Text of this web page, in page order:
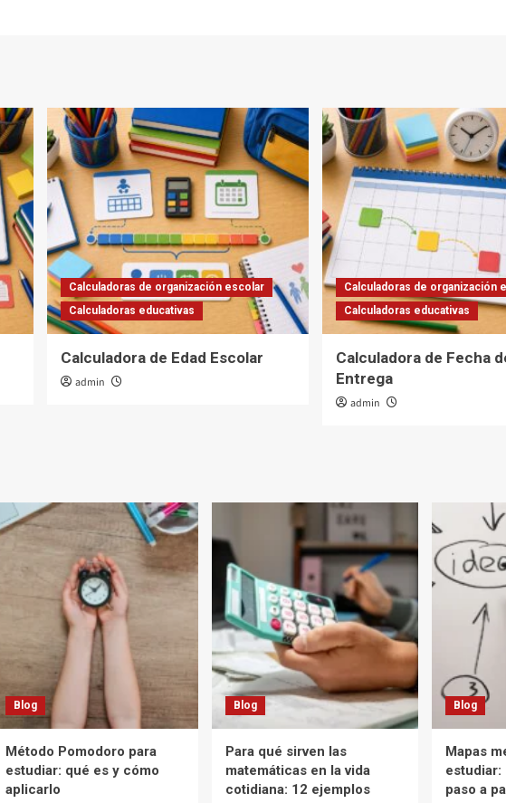
Calculadoras de organización escolar
Calculadoras educativas
Calculadora de Edad Escolar
admin
Calculadoras de organización
Calculadoras educativas
Calculadora de Fecha
Entrega
admin
Blog
Método Pomodoro para
estudiar: qué es y cómo
aplicarlo
Blog
Para qué sirven las
matemáticas en la vida
cotidiana: 12 ejemplos
Blog
Mapas
paso a